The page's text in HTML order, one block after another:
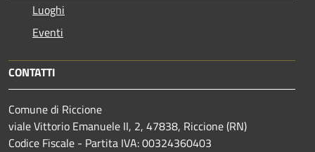
Luoghi
Eventi
CONTATTI
Comune di Riccione
viale Vittorio Emanuele II, 2, 47838, Riccione (RN)
Codice Fiscale - Partita IVA: 00324360403